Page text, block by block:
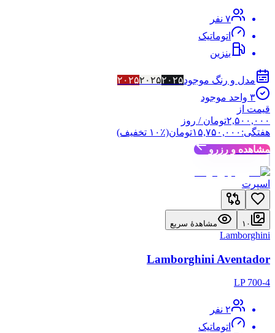
۷ نفر
اتوماتیک
بنزین
مدل و رنگ موجود ۲۰۲۵۲۰۲۵۲۰۲۵
۳ واحد موجود
قیمت از
۲,۵۰۰,۰۰۰تومان / روز
هفتگی: ۱۵,۷۵۰,۰۰۰تومان(٪ ۱۰ تخفیف)
مشاهده و رزرو
اسپرت
۱۰ مشاهدهٔ سریع
Lamborghini
Lamborghini Aventador
LP 700-4
۲ نفر
اتوماتیک